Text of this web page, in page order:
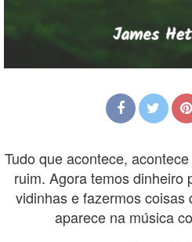
Tudo que acontece,
ruim. Agora temos dinheiro
vidinhas e fazermos coisas
aparece na música